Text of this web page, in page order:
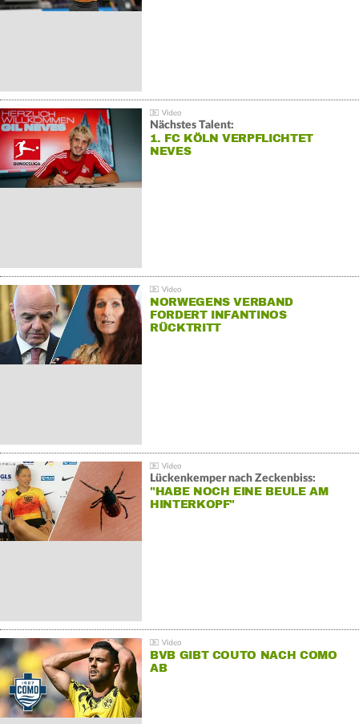
Nächstes Talent:
1. FC KÖLN VERPFLICHTET
NEVES
NORWEGENS VERBAND
FORDERT INFANTINOS
RÜCKTRITT
Lückenkemper nach Zeckenbiss:
"HABE NOCH EINE BEULE AM
HINTERKOPF"
BVB GIBT COUTO NACH COMO
AB